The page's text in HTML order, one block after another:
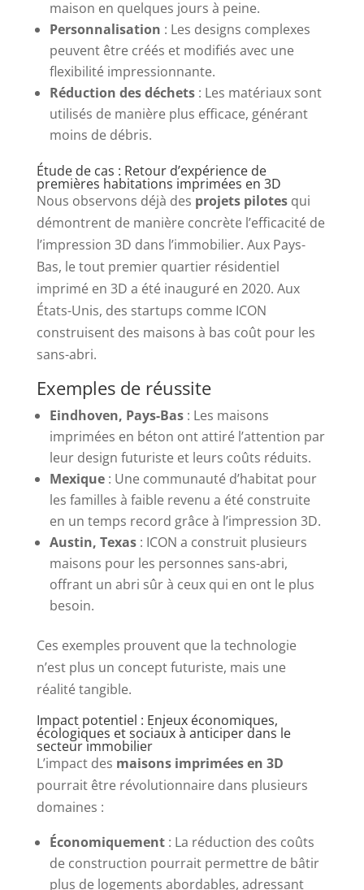
maison en quelques jours à peine.
Personnalisation : Les designs complexes
peuvent être créés et modifiés avec une
flexibilité impressionnante.
Réduction des déchets: Les matériaux sont
utilisés de manière plus efficace, générant
moins de débris.
Étude de cas : Retour d’expérience de
premières habitations imprimées en 3D
Nous observons déjà des projets pilotesqui
démontrent de manière concrète l’efficacité de
l’impression 3D dans l’immobilier. Aux Pays-
Bas, le tout premier quartier résidentiel
imprimé en 3D a été inauguré en 2020. Aux
États-Unis, des startups comme ICON
construisent des maisons à bas coût pour les
sans-abri.
Exemples de réussite
Eindhoven, Pays-Bas: Les maisons
imprimées en béton ont attiré l’attention par
leur design futuriste et leurs coûts réduits.
Mexique: Une communauté d’habitat pour
les familles à faible revenu a été construite
en un temps record grâce à l’impression 3D.
Austin, Texas: ICON a construit plusieurs
maisons pour les personnes sans-abri,
offrant un abri sûr à ceux qui en ont le plus
besoin.
Ces exemples prouvent que la technologie
n’est plus un concept futuriste, mais une
réalité tangible.
Impact potentiel : Enjeux économiques,
écologiques et sociaux à anticiper dans le
secteur immobilier
L’impact des maisons imprimées en 3D
pourrait être révolutionnaire dans plusieurs
domaines :
Économiquement: La réduction des coûts
de construction pourrait permettre de bâtir
plus de logements abordables, adressant